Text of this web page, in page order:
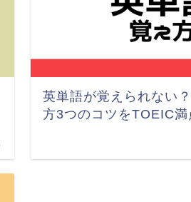
英単語が覚えられない
方3つのコツをTOEIC満